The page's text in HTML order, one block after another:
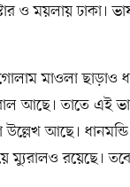
ও ময়লায় ঢাকা।
মাওলা ছাড়াও
আছে। তাতে এই
আছে।
রয়েছে। তবে